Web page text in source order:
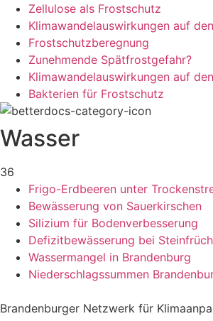
Zellulose als Frostschutz
Klimawandelauswirkungen auf
Frostschutzberegnung
Zunehmende Spätfrostgefahr?
Klimawandelauswirkungen auf
Bakterien für Frostschutz
Wasser
36
Frigo-Erdbeeren unter
Bewässerung von Sauerkirschen
Silizium für Bodenverbesserung
Defizitbewässerung bei
Wassermangel in Brandenburg
Niederschlagssummen
Brandenburger Netzwerk für